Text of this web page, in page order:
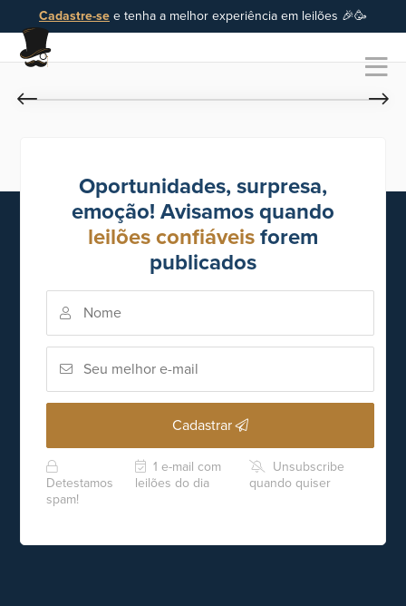
Cadastre-se e tenha a melhor experiência em leilões 🎉🥳
Oportunidades, surpresa,
emoção! Avisamos quando
leilões confiáveis forem
publicados
Cadastrar
Detestamos
spam!
1 e-mail com
leilões do dia
Unsubscribe
quando quiser